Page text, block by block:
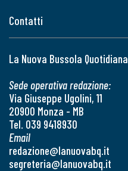
Contatti
La Nuova Bussola Quotidiana
Sede operativa redazione:
Via Giuseppe Ugolini, 11
20900 Monza - MB
Tel. 039 9418930
Email
redazione@lanuovabq.it
segreteria@lanuovabq.it